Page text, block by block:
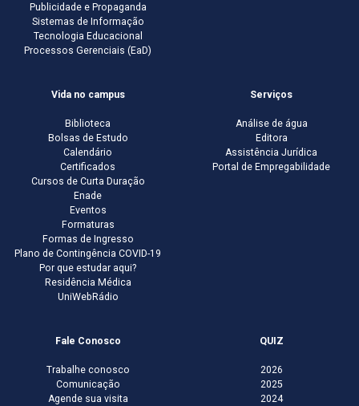
Publicidade e Propaganda
Sistemas de Informação
Tecnologia Educacional
Processos Gerenciais (EaD)
Vida no campus
Biblioteca
Bolsas de Estudo
Calendário
Certificados
Cursos de Curta Duração
Enade
Eventos
Formaturas
Formas de Ingresso
Plano de Contingência COVID-19
Por que estudar aqui?
Residência Médica
UniWebRádio
Serviços
Análise de água
Editora
Assistência Jurídica
Portal de Empregabilidade
Fale Conosco
Trabalhe conosco
Comunicação
Agende sua visita
QUIZ
2026
2025
2024